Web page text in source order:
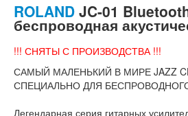
ROLAND JC-01
беспроводная
!!! СНЯТЫ С ПРОИЗВОДСТВА !!!
САМЫЙ МАЛЕНЬКИЙ В МИРЕ JAZZ
СПЕЦИАЛЬНО ДЛЯ
Легендарная серия гитарных